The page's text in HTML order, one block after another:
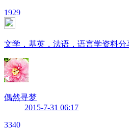
1929
文学，基英，法语，语言学资料分
偶然寻梦
2015-7-31 06:17
3340